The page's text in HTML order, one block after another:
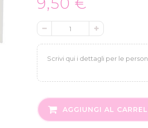
AGGIUNGI AL